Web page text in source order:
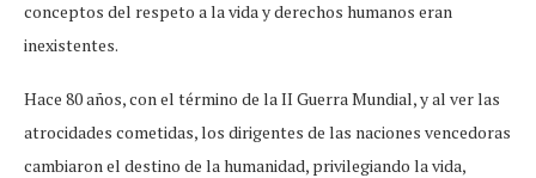
conceptos del respeto a la vida y derechos humanos eran
inexistentes.
Hace 80 años, con el término de la II Guerra Mundial, y al ver las
atrocidades cometidas, los dirigentes de las naciones vencedoras
cambiaron el destino de la humanidad, privilegiando la vida,